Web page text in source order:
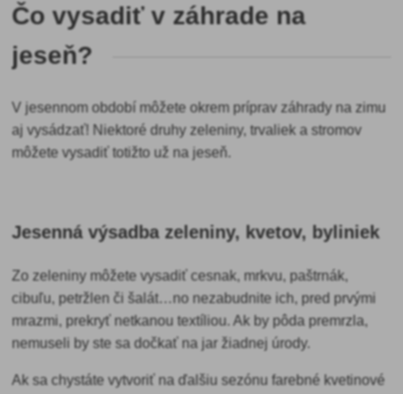
Čo vysadiť v záhrade na
jeseň?
V jesennom období môžeteokrem príprav záhrady na zimu
aj vysádzať! Niektoré druhy zeleniny, trvaliek a stromov
môžete vysadiť totižto už na jeseň.
Jesenná výsadba zeleniny, kvetov, byliniek
Zozeleniny môžete vysadiť cesnak, mrkvu, paštrnák,
cibuľu, petržlen či šalát…no nezabudnite ich, pred prvými
mrazmi, prekryť netkanou textíliou. Ak by pôda premrzla,
nemuseli by ste sa dočkať na jar žiadnej úrody.
Ak sa chystáte vytvoriť na ďalšiu sezónu farebné kvetinové